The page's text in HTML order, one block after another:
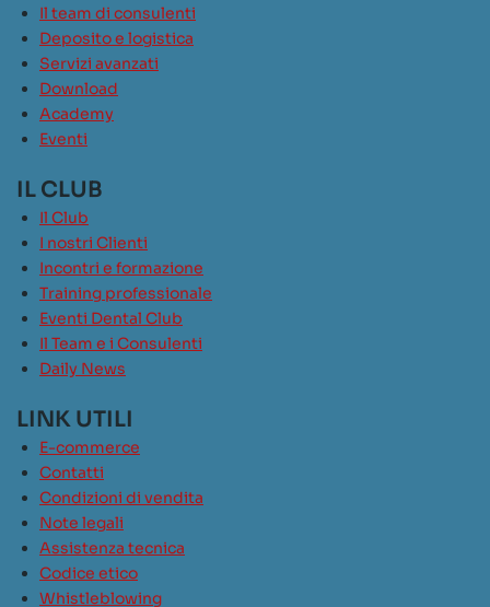
Il team di consulenti
Deposito e logistica
Servizi avanzati
Download
Academy
Eventi
IL CLUB
Il Club
I nostri Clienti
Incontri e formazione
Training professionale
Eventi Dental Club
Il Team e i Consulenti
Daily News
LINK UTILI
E-commerce
Contatti
Condizioni di vendita
Note legali
Assistenza tecnica
Codice etico
Whistleblowing